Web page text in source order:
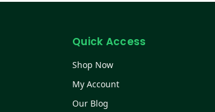
Quick Access
Shop Now
My Account
Our Blog